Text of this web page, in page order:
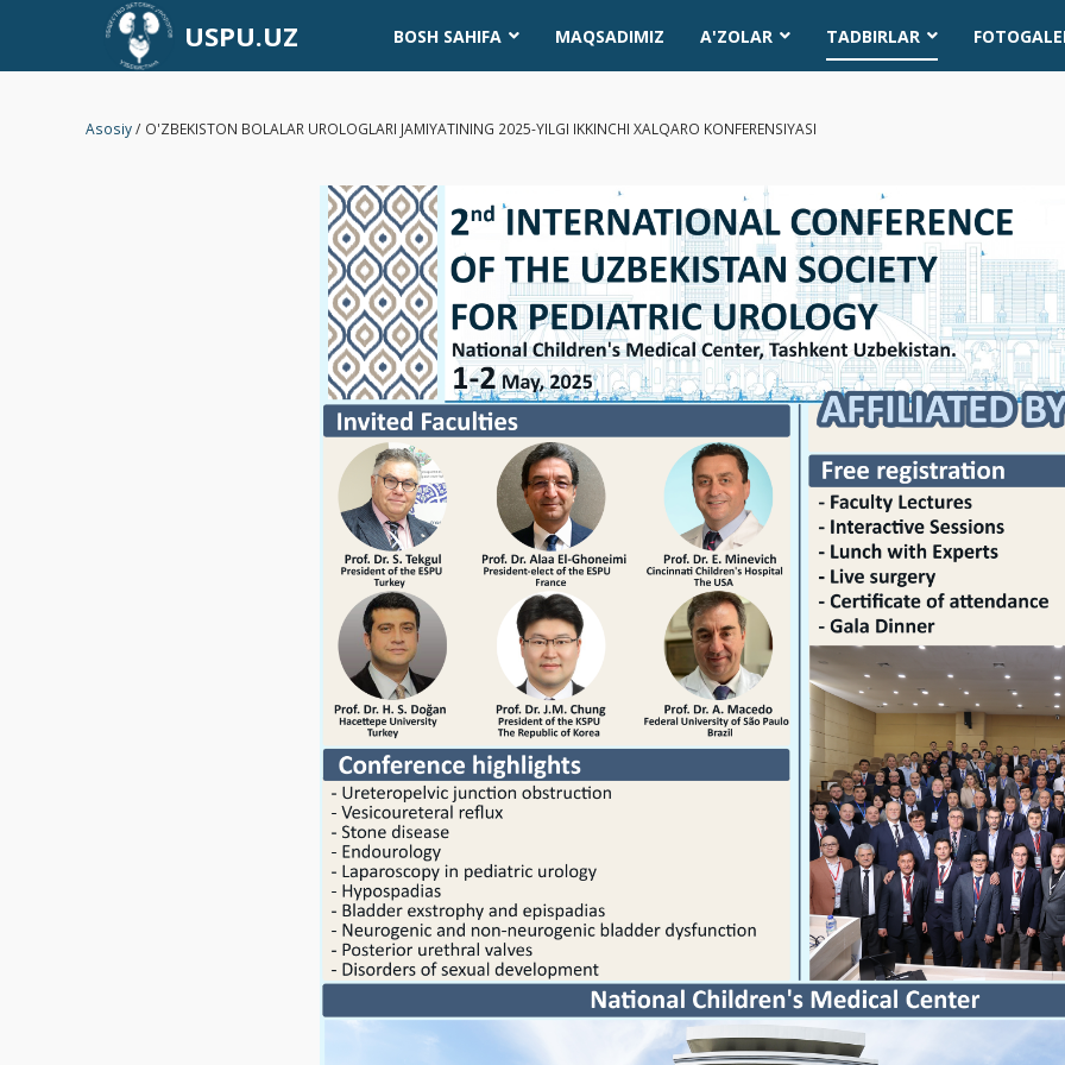
USPU.UZ BOSH SAHIFA MAQSADIMIZ A'ZOLAR TADBIRLAR
Asosiy/ O'ZBEKISTON BOLALAR UROLOGLARI JAMIYATINING 2025-YILGI IKKINCHI XALQARO KONFERENSIYASI